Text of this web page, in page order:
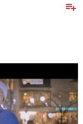
playlist_add